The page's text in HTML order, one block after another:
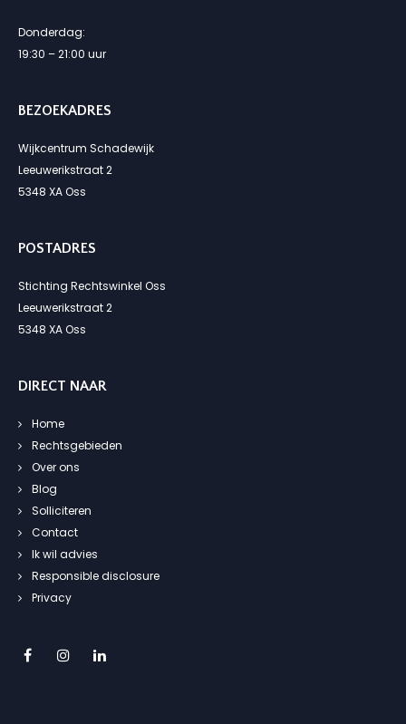
Donderdag:
19:30 – 21:00 uur
BEZOEKADRES
Wijkcentrum Schadewijk
Leeuwerikstraat 2
5348 XA Oss
POSTADRES
Stichting Rechtswinkel Oss
Leeuwerikstraat 2
5348 XA Oss
DIRECT NAAR
Home
Rechtsgebieden
Over ons
Blog
Solliciteren
Contact
Ik wil advies
Responsible disclosure
Privacy